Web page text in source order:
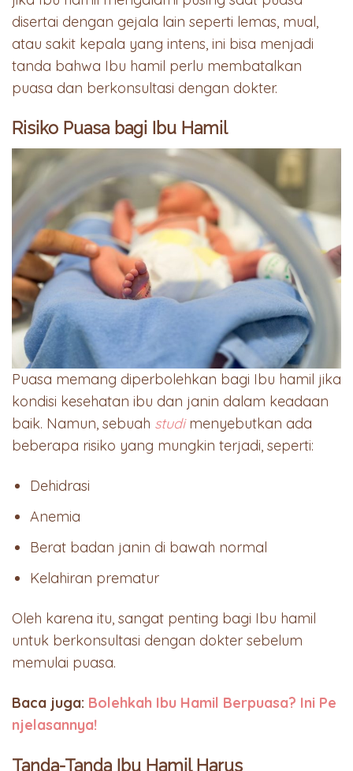
disertai dengan gejala lain seperti lemas, mual,
atau sakit kepala yang intens, ini bisa menjadi
tanda bahwa Ibu hamil perlu membatalkan
puasa dan berkonsultasi dengan dokter.
Risiko Puasa bagi Ibu Hamil
Puasa memang diperbolehkan bagi Ibu hamil jika
kondisi kesehatan ibu dan janin dalam keadaan
baik. Namun, sebuah studimenyebutkan ada
beberapa risiko yang mungkin terjadi, seperti:
Dehidrasi
Anemia
Berat badan janin di bawah normal
Kelahiran prematur
Oleh karena itu, sangat penting bagi Ibu hamil
untuk berkonsultasi dengan dokter sebelum
memulai puasa.
Baca juga: Bolehkah Ibu Hamil Berpuasa? Ini Pe
njelasannya!
Tanda-Tanda Ibu Hamil Harus